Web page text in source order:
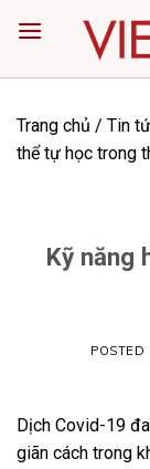
Trang chủ / Tin
thể tự học trong
Kỹ năng
POSTED
Dịch Covid-19
giãn cách trong